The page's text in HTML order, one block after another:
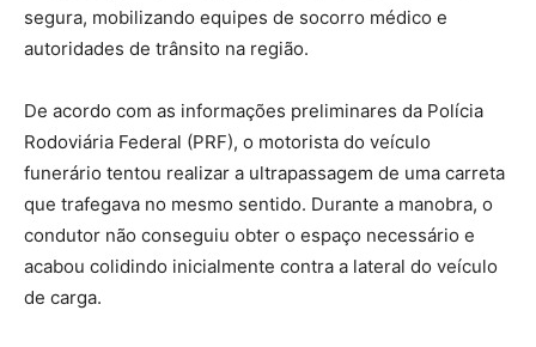
segura, mobilizando equipes de socorro médico e
autoridades de trânsito na região.
De acordo com as informações preliminares da Polícia
Rodoviária Federal (PRF), o motorista do veículo
funerário tentou realizar a ultrapassagem de uma carreta
que trafegava no mesmo sentido. Durante a manobra, o
condutor não conseguiu obter o espaço necessário e
acabou colidindo inicialmente contra a lateral do veículo
de carga.